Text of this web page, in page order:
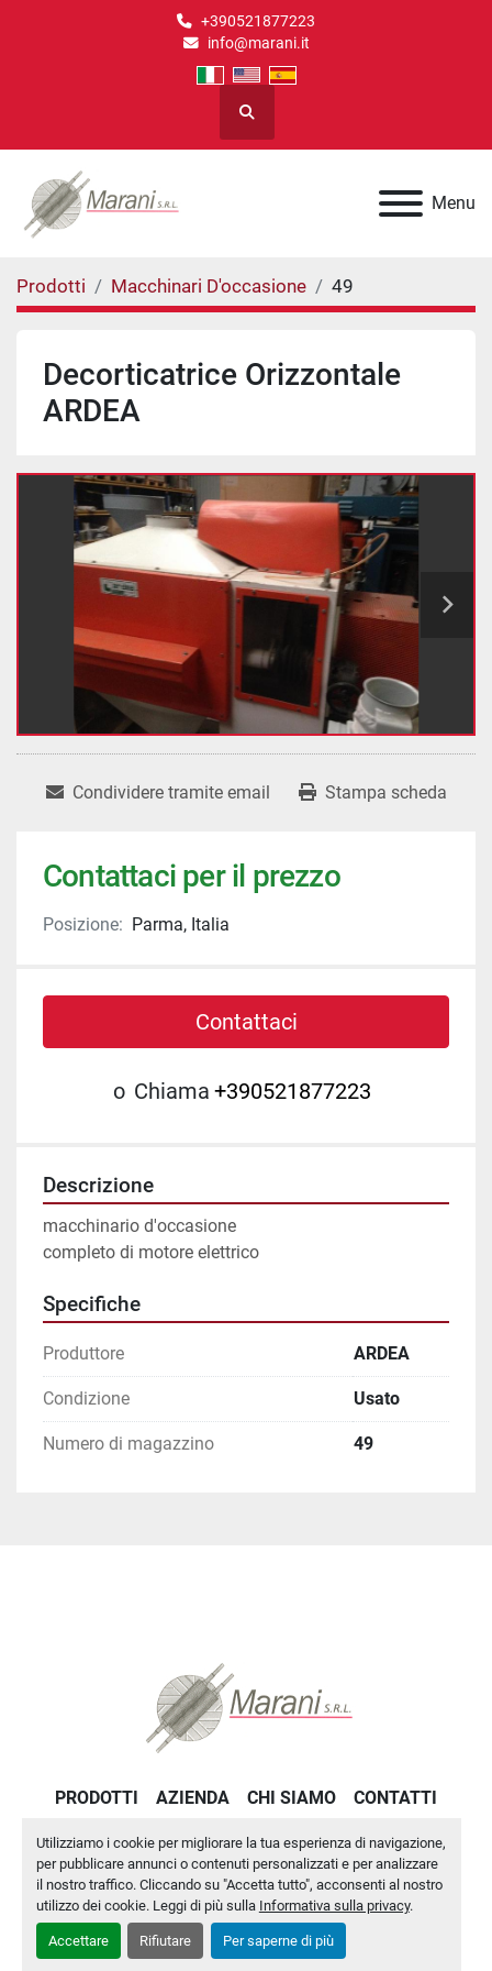
Utilizziamo i cookie per migliorare la tua esperienza di navigazione,
per pubblicare annunci o contenuti personalizzati e per analizzare
il nostro traffico. Cliccando su "Accetta tutto", acconsenti al nostro
utilizzo dei cookie. Leggi di più sulla Informativa sulla privacy.
Accettare Rifiutare Per saperne di più
+390521877223
info@marani.it
Cerca
Menu
Prodotti Macchinari D'occasione 49
Decorticatrice Orizzontale
ARDEA
Condividere tramite email Stampa scheda
Contattaci per il prezzo
Posizione: Parma, Italia
Contattaci
o Chiama +390521877223
Descrizione
macchinario d'occasione
completo di motore elettrico
Specifiche
Produttore ARDEA
Condizione Usato
Numero di magazzino 49
PRODOTTI AZIENDA CHI SIAMO CONTATTI
PRIVACY POLICY
Personalizza le preferenze sui Cookies